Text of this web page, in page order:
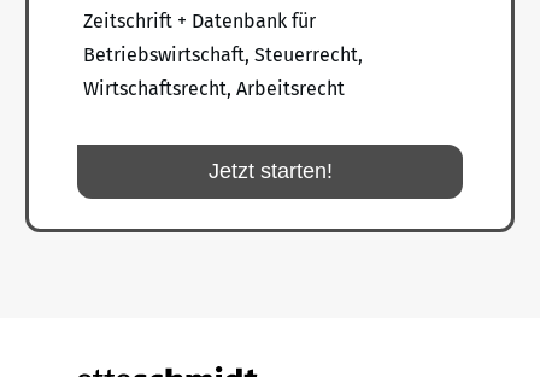
Zeitschrift + Datenbank für
Betriebswirtschaft, Steuerrecht,
Wirtschaftsrecht, Arbeitsrecht
Jetzt starten!